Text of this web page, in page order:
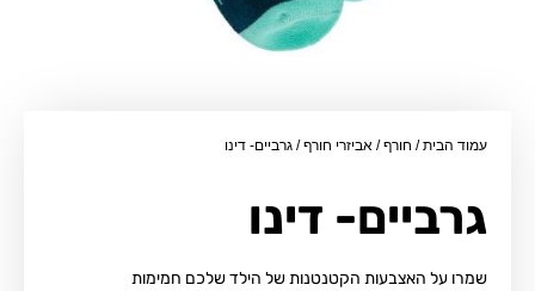
עמוד הבית/ חורף/ אביזרי חורף/ גרביים- דינו
גרביים- דינו
שמרו על האצבעות הקטנטנות של הילד שלכם חמימות